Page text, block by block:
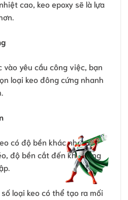
cao, keo epoxy sẽ là lựa
vào yêu cầu công việc, bạn
loại keo đông cứng nhanh
có độ bền khác nhau, từ
độ bền cắt đến khả năng
loại keo có thể tạo ra mối